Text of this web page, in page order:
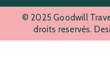
© 2025 Goodwill
droits reservés.